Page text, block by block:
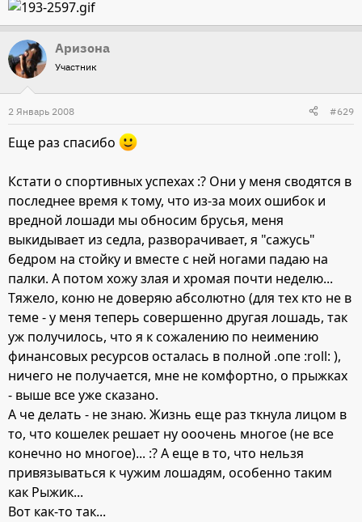
Аризона
Участник
2 Январь 2008 #629
Еще раз спасибо
Кстати о спортивных успехах :? Они у меня сводятся в
последнее время к тому, что из-за моих ошибок и
вредной лошади мы обносим брусья, меня
выкидывает из седла, разворачивает, я "сажусь"
бедром на стойку и вместе с ней ногами падаю на
палки. А потом хожу злая и хромая почти неделю...
Тяжело, коню не доверяю абсолютно (для тех кто не в
теме - у меня теперь совершенно другая лошадь, так
уж получилось, что я к сожалению по неимению
финансовых ресурсов осталась в полной .опе :roll: ),
ничего не получается, мне не комфортно, о прыжках
- выше все уже сказано.
А че делать - не знаю. Жизнь еще раз ткнула лицом в
то, что кошелек решает ну ооочень многое (не все
конечно но многое)... :? А еще в то, что нельзя
привязываться к чужим лошадям, особенно таким
как Рыжик...
Вот как-то так...